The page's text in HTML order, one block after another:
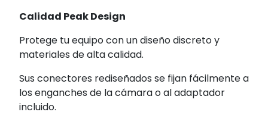
Calidad Peak Design
Protege tu equipo con un diseño discreto y
materiales de alta calidad.
Sus conectores rediseñados se fijan fácilmente a
los enganches de la cámara o al adaptador
incluido.